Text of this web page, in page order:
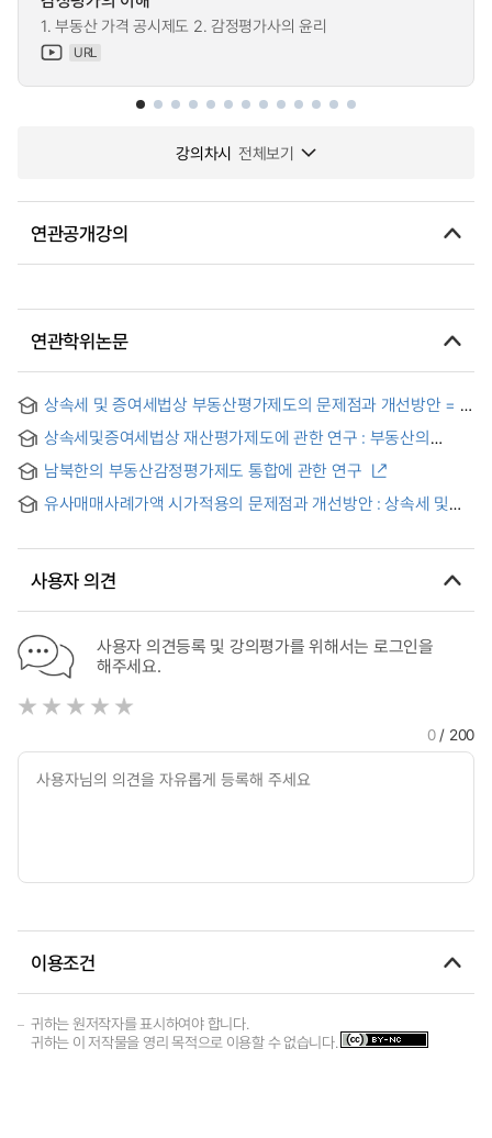
1. 부동산 가격 공시제도 2. 감정평가사의 윤리
URL
강의차시 전체보기
연관공개강의
연관학위논문
상속세 및 증여세법상 부동산평가제도의 문제점과 개선방안 = A
Real Property ofInheritance and Donation Tax
상속세및증여세법상 재산평가제도에 관한 연구 : 부동산의
system by the Inheritance Tax and Gift Tax Act
남북한의 부동산감정평가제도 통합에 관한 연구
유사매매사례가액 시가적용의 문제점과 개선방안 : 상속세 및
사용자 의견
사용자 의견등록 및 강의평가를 위해서는 로그인을
해주세요.
0/ 200
이용조건
귀하는 원저작자를 표시하여야 합니다.
귀하는 이 저작물을 영리 목적으로 이용할 수 없습니다.